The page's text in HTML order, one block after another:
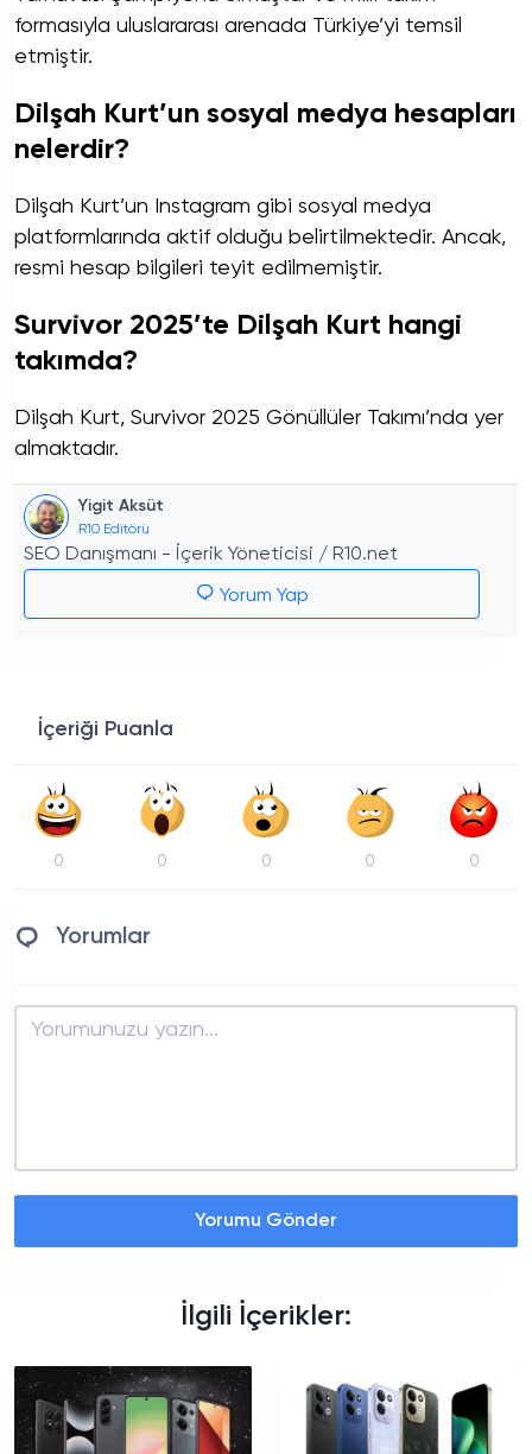
formasıyla uluslararası arenada Türkiye’yi temsil
etmiştir.
Dilşah Kurt’un sosyal medya hesapları
nelerdir?
Dilşah Kurt’un Instagram gibi sosyal medya
platformlarında aktif olduğu belirtilmektedir. Ancak,
resmi hesap bilgileri teyit edilmemiştir.
Survivor 2025’te Dilşah Kurt hangi
takımda?
Dilşah Kurt, Survivor 2025 Gönüllüler Takımı’nda yer
almaktadır.
Yigit Aksüt
R10 Editörü
SEO Danışmanı - İçerik Yöneticisi / R10.net
Yorum Yap
İçeriği Puanla
0 0 0 0 0
Yorumlar
Yorumu Gönder
İlgili İçerikler: